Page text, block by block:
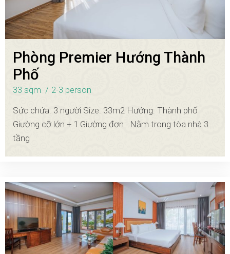
Phòng Premier Hướng Thành
Phố
33 sqm
2-3 person
Sức chứa: 3 người Size: 33m2 Hướng: Thành phố
Giường cỡ lớn + 1 Giường đơn Nằm trong tòa nhà 3
tầng